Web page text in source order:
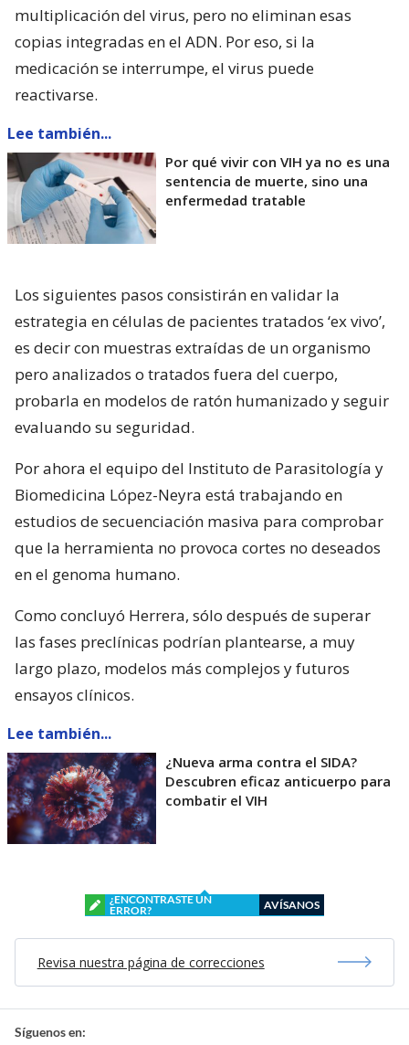
multiplicación del virus, pero no eliminan esas
copias integradas en el ADN. Por eso, si la
medicación se interrumpe, el virus puede
reactivarse.
Lee también...
Por qué vivir con VIH ya no es una
sentencia de muerte, sino una
enfermedad tratable
Los siguientes pasos consistirán en validar la
estrategia en células de pacientes tratados ‘ex vivo’,
es decir con muestras extraídas de un organismo
pero analizados o tratados fuera del cuerpo,
probarla en modelos de ratón humanizado y seguir
evaluando su seguridad.
Por ahora el equipo del Instituto de Parasitología y
Biomedicina López-Neyra está trabajando en
estudios de secuenciación masiva para comprobar
que la herramienta no provoca cortes no deseados
en el genoma humano.
Como concluyó Herrera, sólo después de superar
las fases preclínicas podrían plantearse, a muy
largo plazo, modelos más complejos y futuros
ensayos clínicos.
Lee también...
¿Nueva arma contra el SIDA?
Descubren eficaz anticuerpo para
combatir el VIH
¿ENCONTRASTE UN
ERROR?
AVÍSANOS
Revisa nuestra página de correcciones
Síguenos en: